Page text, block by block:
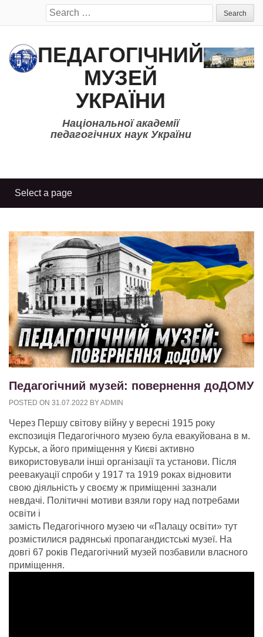
Search
for:
ПЕДАГОГІЧНИЙ
МУЗЕЙ
УКРАЇНИ
Національної академії
педагогічних наук України
Педагогічний музей: повернення доДОМУ
POSTED ON 31.07.2022 BYADMIN
Через Першу світову війну у вересні 1915 року
експозиція Педагогічного музею була евакуйована в м.
Курськ, а його приміщення у Києві активно
використовували інші організації та установи. Після
реевакуації спроби у 1917 та 1919 роках відновити
свою діяльність у своєму ж приміщенні зазнали
невдачі. Політичні мотиви взяли гору над потребами
освіти і
замість Педагогічного музею чи «Палацу освіти» тут
розмістилися радянські пропагандистські музеї. На
довгі 67 років Педагогічний музей позбавили власного
приміщення.